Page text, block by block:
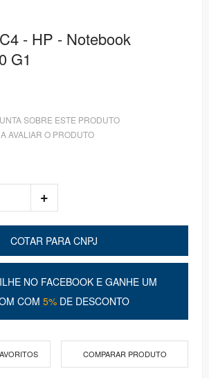
- HP - Notebook
G1
SOBRE ESTE PRODUTO
AVALIAR O PRODUTO
COTAR PARA CNPJ
NO FACEBOOK E GANHE UM
COM 5% DE DESCONTO
COMPARAR PRODUTO